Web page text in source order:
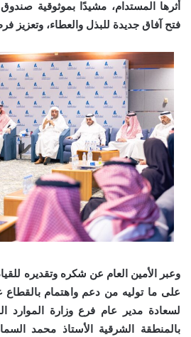
أثرها المستدام، مشيدًا بموثوقية
فتح آفاق جديدة للبذل والعطاء، وتعزيز
وعبر الأمين العام عن شكره وتقديره
على ما توليه من دعم واهتمام بالقطاع
لسعادة مدير عام فرع وزارة الموارد
بالمنطقة الشرقية الأستاذ محمد